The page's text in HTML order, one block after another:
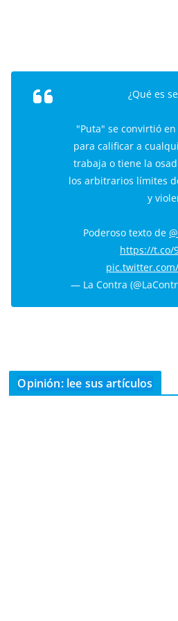
¿Qué es
"Puta" se convirtió
para calificar a
trabaja o tiene la
los arbitrarios límites
y
Poderoso texto de
https://t.co/
— La Contra
Opinión: lee sus artículos